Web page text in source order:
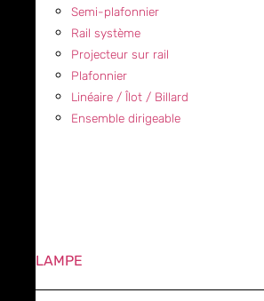
Semi-plafonnier
Rail système
Projecteur sur rail
Plafonnier
Linéaire / Îlot / Billard
Ensemble dirigeable
LAMPE